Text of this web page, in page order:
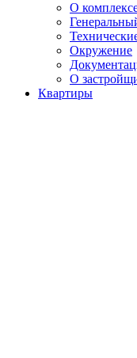
О
Окружение
О
Квартиры